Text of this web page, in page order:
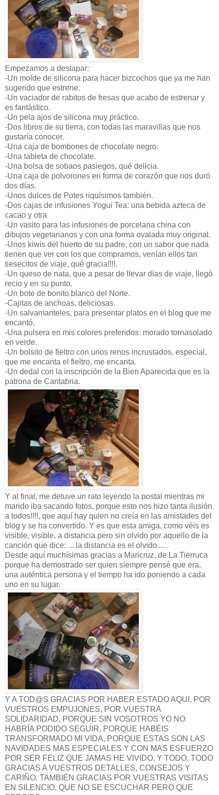
Empezamos a destapar:
-Un molde de silicona para hacer bizcochos que ya me han
sugerido que estrene.
-Un vaciador de rabitos de fresas que acabo de estrenar y
es fantástico.
-Un pela ajos de silicona muy práctico.
-Dos libros de su tierra, con todas las maravillas que nos
gustaría conocer.
-Una caja de bombones de chocolate negro.
-Una tableta de chocolate.
-Una bolsa de sobaos pasiegos, qué delicia.
-Una caja de polvorones en forma de corazón que nos duró
dos días.
-Unos dulces de Potes riquísimos también.
-Dos cajas de infusiones Yogui Tea: una bebida azteca de
cacao y otra
-Un vasito para las infusiones de porcelana china con
dibujos vegetarianos y con una forma ovalada muy original.
-Unos kiwis del huerto de su padre, con un sabor que nada
tienen que ver con los que compramos, venían ellos tan
tiesecitos de viaje, qué gracia!!!!.
-Un queso de nata, que a pesar de llevar días de viaje, llegó
recio y en su punto.
-Un bote de bonito blanco del Norte.
-Cajitas de anchoas, deliciosas.
-Un salvamanteles, para presentar platos en el blog que me
encantó.
-Una pulsera en mis colores preferidos: morado tornasolado
en verde.
-Un bolsito de fieltro con unos renos incrustados, especial,
que me encanta el fieltro, me encanta.
-Un dedal con la inscripción de la Bien Aparecida que es la
patrona de Cantabria.
Y al final, me detuve un rato leyendo la postal mientras mi
marido iba sacando fotos, porque esto nos hizo tanta ilusión
a todos!!!!, que aquí hay quien no creía en las amistades del
blog y se ha convertido. Y es que esta amiga, como véis es
visible, visible, a distancia pero sin olvido por aquello de la
canción que dice: ... la distancia es el olvido.... .
Desde aquí muchísimas gracias a Maricruz, de La Tierruca
porque ha demostrado ser quien siempre pensé que era,
una auténtica persona y el tiempo ha ido poniendo a cada
uno en su lugar.
Y A TOD@S GRACIAS POR HABER ESTADO AQUI, POR
VUESTROS EMPUJONES, POR VUESTRA
SOLIDARIDAD, PORQUE SIN VOSOTROS YO NO
HABRÍA PODIDO SEGUIR, PORQUE HABÉIS
TRANSFORMADO MI VIDA, PORQUE ESTAS SON LAS
NAVIDADES MAS ESPECIALES Y CON MAS ESFUERZO
POR SER FELIZ QUE JAMAS HE VIVIDO, Y TODO, TODO
GRACIAS A VUESTROS DETALLES, CONSEJOS Y
CARIÑO. TAMBIÉN GRACIAS POR VUESTRAS VISITAS
EN SILENCIO, QUE NO SE ESCUCHAR PERO QUE